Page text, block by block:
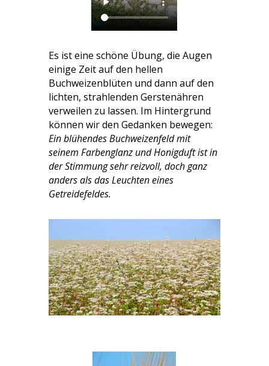
Es ist eine schöne Übung, die Augen
einige Zeit auf den hellen
Buchweizenblüten und dann auf den
lichten, strahlenden Gerstenähren
verweilen zu lassen. Im Hintergrund
können wir den Gedanken bewegen:
Ein blühendes Buchweizenfeld mit
seinem Farbenglanz und Honigduft ist in
der Stimmung sehr reizvoll, doch ganz
anders als das Leuchten eines
Getreidefeldes.